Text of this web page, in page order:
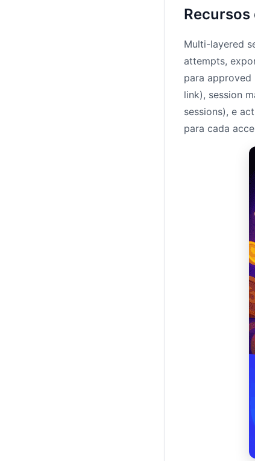
Recursos
Multi-layered
attempts,
para
link), session
sessions), e
para cada